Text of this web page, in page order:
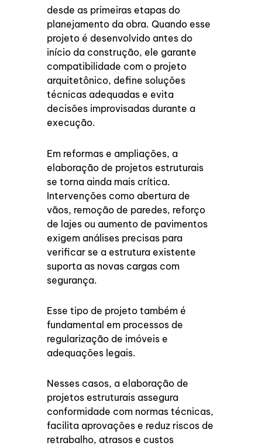
desde as primeiras etapas do
planejamento da obra. Quando esse
projeto é desenvolvido antes do
início da construção, ele garante
compatibilidade com o projeto
arquitetônico, define soluções
técnicas adequadas e evita
decisões improvisadas durante a
execução.
Em reformas e ampliações, a
elaboração de projetos estruturais
se torna ainda mais crítica.
Intervenções como abertura de
vãos, remoção de paredes, reforço
de lajes ou aumento de pavimentos
exigem análises precisas para
verificar se a estrutura existente
suporta as novas cargas com
segurança.
Esse tipo de projeto também é
fundamental em processos de
regularização de imóveis e
adequações legais.
Nesses casos, a elaboração de
projetos estruturais assegura
conformidade com normas técnicas,
facilita aprovações e reduz riscos de
retrabalho, atrasos e custos